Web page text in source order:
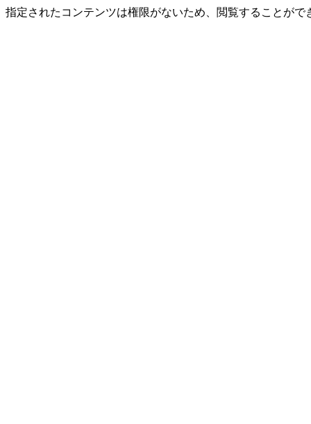
指定されたコンテンツは権限がないため、閲覧することがで